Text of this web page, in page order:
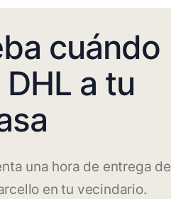
cuándo
a tu
una hora de entrega de
en tu vecindario.